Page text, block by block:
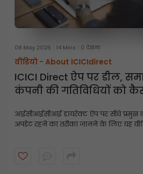
08 May 2026 14 Mins 0 देखना
वीडियो - About ICICIdirect
ICICI Direct ऐप पर डील,
कंपनी की गतिविधियों को
आईसीआईसीआई डायरेक्ट ऐप पर सीधे प्रमुख
अपडेट रहने का तरीका जानने के लिए यह